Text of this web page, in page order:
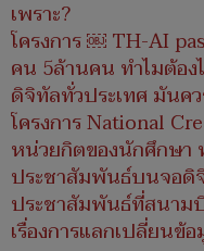
เพราะ?
โครงการ ￼ TH-AI
คน 5ล้านคน ทำไมต้อ
ดิจิทัลทั่วประเทศ มันคว
โครงการ National
หน่วยกิตของนักศึกษา
ประชาสัมพันธ์บนจอดิ
ประชาสัมพันธ์ที่สนาม
เรื่องการแลกเปลี่ยนข้